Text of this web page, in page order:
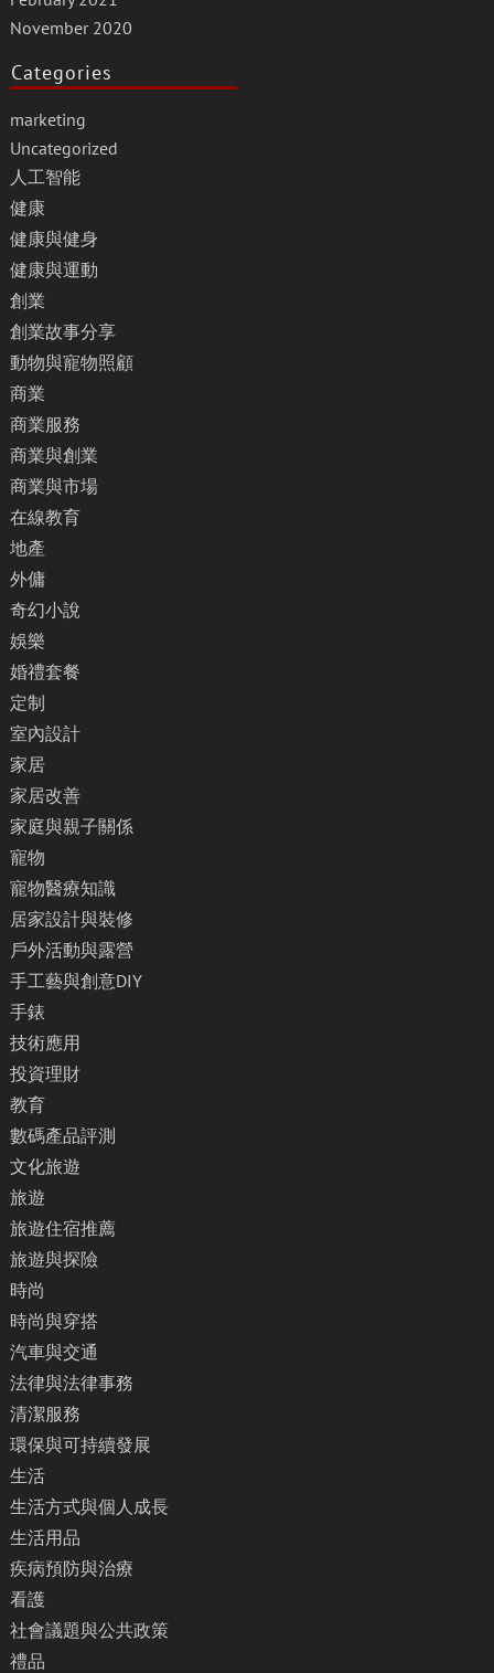
November 2020
Categories
marketing
Uncategorized
人工智能
健康
健康與健身
健康與運動
創業
創業故事分享
動物與寵物照顧
商業
商業服務
商業與創業
商業與市場
在線教育
地產
外傭
奇幻小說
娛樂
婚禮套餐
定制
室內設計
家居
家居改善
家庭與親子關係
寵物
寵物醫療知識
居家設計與裝修
戶外活動與露營
手工藝與創意DIY
手錶
技術應用
投資理財
教育
數碼產品評測
文化旅遊
旅遊
旅遊住宿推薦
旅遊與探險
時尚
時尚與穿搭
汽車與交通
法律與法律事務
清潔服務
環保與可持續發展
生活
生活方式與個人成長
生活用品
疾病預防與治療
看護
社會議題與公共政策
禮品